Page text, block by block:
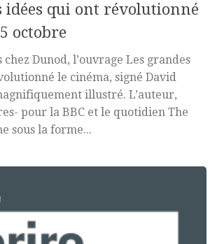
idées qui ont révolutionné
octobre
Dunod, l’ouvrage Les grandes
le cinéma, signé David
illustré. L’auteur,
pour la BBC et le quotidien The
sous la forme...